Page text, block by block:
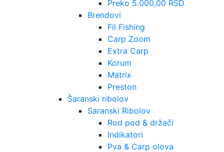
Preko 5.000,00 RSD
Brendovi
Fil Fishing
Carp Zoom
Extra Carp
Korum
Matrix
Preston
Šaranski ribolov
Saranski Ribolov
Rod pod & držači
Indikatori
Pva & Carp olova